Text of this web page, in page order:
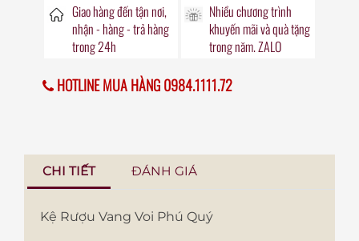
Giao hàng đếntận nơi,
nhận - hàng - trả hàng
trong24h
Nhiều chương trình
khuyến mãivà quà tặng
trong năm. ZALO
HOTLINE MUA HÀNG 0984.1111.72
CHI TIẾT ĐÁNH GIÁ
Kệ Rượu Vang Voi Phú Quý